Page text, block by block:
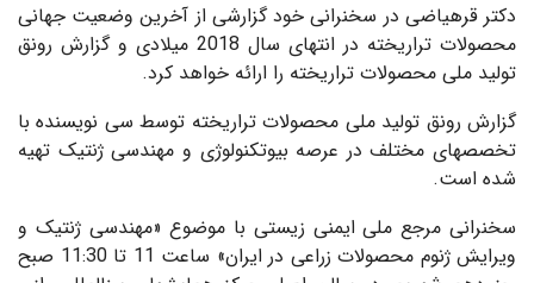
دکتر قره‎یاضی در سخنرانی خود گزارشی از آخرین وضعیت جهانی
محصولات تراریخته در انتهای سال 2018 میلادی و گزارش رونق
تولید ملی محصولات تراریخته را ارائه خواهد کرد.
گزارش رونق تولید ملی محصولات تراریخته توسط سی نویسنده با
تخصص‎های مختلف در عرصه بیوتکنولوژی و مهندسی ژنتیک تهیه
شده است.
سخنرانی مرجع ملی ایمنی زیستی با موضوع «مهندسی ژنتیک و
ویرایش ژنوم محصولات زراعی در ایران» ساعت 11 تا 11:30 صبح